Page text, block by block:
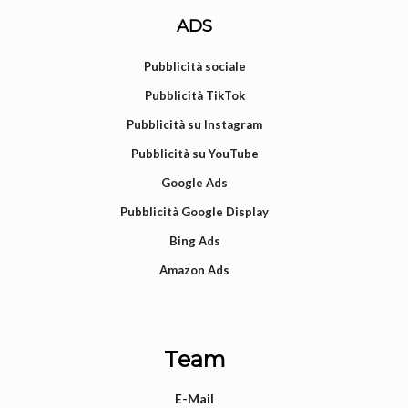
ADS
Pubblicità sociale
Pubblicità TikTok
Pubblicità su Instagram
Pubblicità su YouTube
Google Ads
Pubblicità Google Display
Bing Ads
Amazon Ads
Team
E-Mail